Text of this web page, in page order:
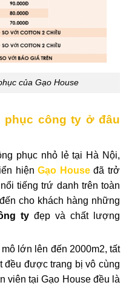
của Gạo House
phục công ty ở đâu
phục nhỏ lẻ tại Hà Nội,
hiện Gạo Houseđã trở
tiếng trứ danh trên toàn
cho khách hàng những
tyđẹp và chất lượng
lớn lên đến 2000m2, tất
đều được trang bị vô cùng
viên tại Gạo House đều là